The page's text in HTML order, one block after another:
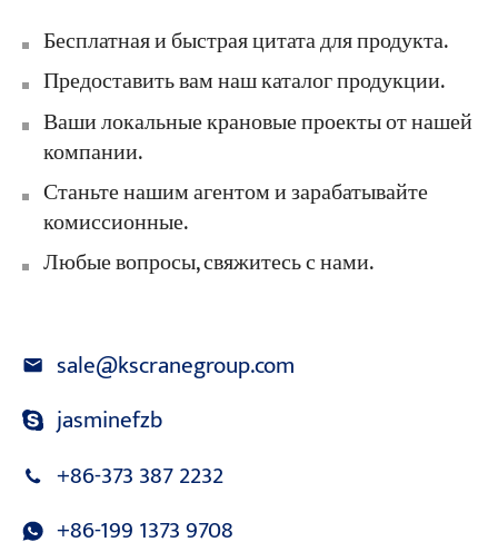
Бесплатная и быстрая цитата для продукта.
Предоставить вам наш каталог продукции.
Ваши локальные крановые проекты от нашей
компании.
Станьте нашим агентом и зарабатывайте
комиссионные.
Любые вопросы, свяжитесь с нами.
sale@kscranegroup.com
jasminefzb
+86-373 387 2232
+86-199 1373 9708